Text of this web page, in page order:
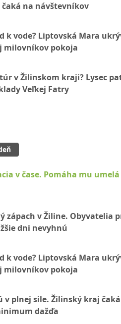
na návštevníkov
k vode? Liptovská Mara
milovníkov pokoja
v Žilinskom kraji? Lysec
Veľkej Fatry
v čase. Pomáha mu umelá
zápach v Žiline. Obyvatelia
dni nevyhnú
k vode? Liptovská Mara
milovníkov pokoja
v plnej sile. Žilinský kraj čaká
dažďa